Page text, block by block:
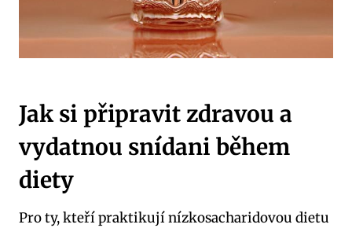
Jak si připravit zdravou a
vydatnou snídani během
diety
Pro ty, kteří praktikují nízkosacharidovou dietu